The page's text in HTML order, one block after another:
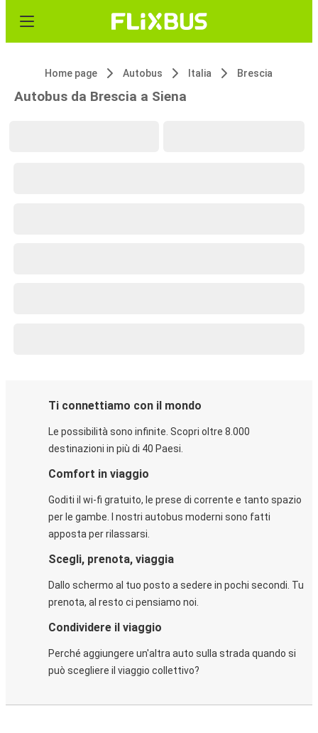
Home page Autobus Italia Brescia
Autobus da Brescia a Siena
Ti connettiamo con il mondo
Le possibilità sono infinite. Scopri oltre 8.000
destinazioni in più di 40 Paesi.
Comfort in viaggio
Goditi il wi-fi gratuito, le prese di corrente e tanto spazio
per le gambe. I nostri autobus moderni sono fatti
apposta per rilassarsi.
Scegli, prenota, viaggia
Dallo schermo al tuo posto a sedere in pochi secondi. Tu
prenota, al resto ci pensiamo noi.
Condividere il viaggio
Perché aggiungere un'altra auto sulla strada quando si
può scegliere il viaggio collettivo?